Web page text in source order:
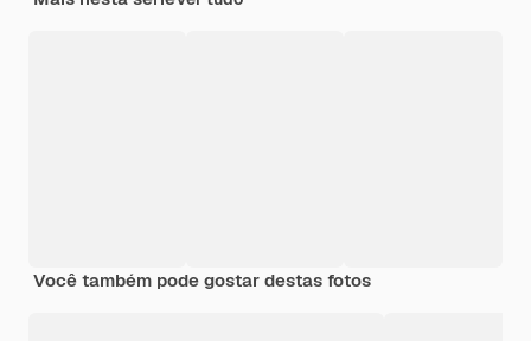
Você também pode gostar destas fotos